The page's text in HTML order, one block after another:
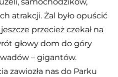
atrakcji. Żal było opuścić
przecież czekał na
głowy dom do góry
– gigantów.
zawiozła nas do Parku